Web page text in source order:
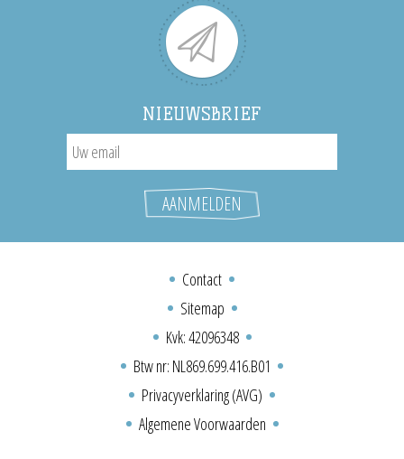
NIEUWSBRIEF
Contact
Sitemap
Kvk: 42096348
Btw nr: NL869.699.416.B01
Privacyverklaring (AVG)
Algemene Voorwaarden